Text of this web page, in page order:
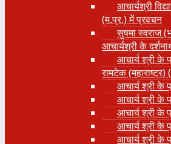
आचार्यश्री
(म.प्र.) में प्रवचन
सुषमा स्वराज
आचार्यश्री के
आचार्य श्री के
रामटेक
आचार्य श्री के
आचार्य श्री के
आचार्य श्री के
आचार्य श्री के
आचार्य श्री के